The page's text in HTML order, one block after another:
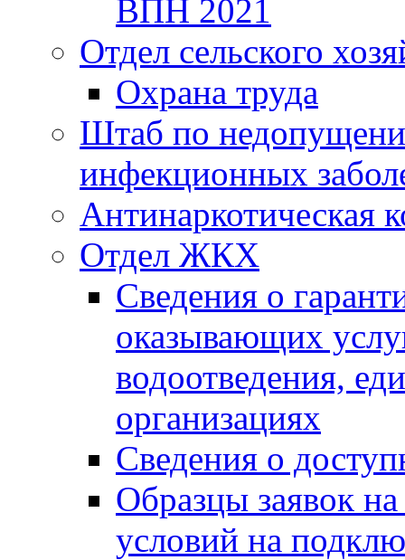
ВПН 2021
Отдел сельского
Охрана труда
Штаб по
инфекционных
Антинаркотическая
Отдел ЖКХ
Сведения о
оказывающих
водоотведения,
организациях
Сведения о
Образцы заявок
условий на